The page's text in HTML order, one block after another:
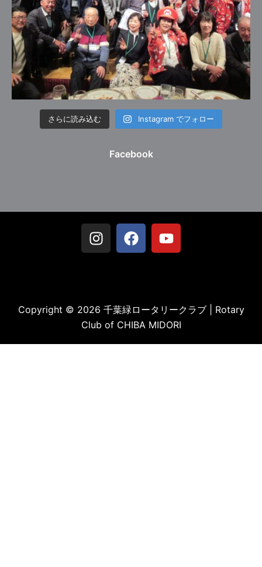
さらに読み込む Instagram でフォロー
Facebook
Copyright © 2026 千葉緑ロータリークラブ | Rotary
Club of CHIBA MIDORI